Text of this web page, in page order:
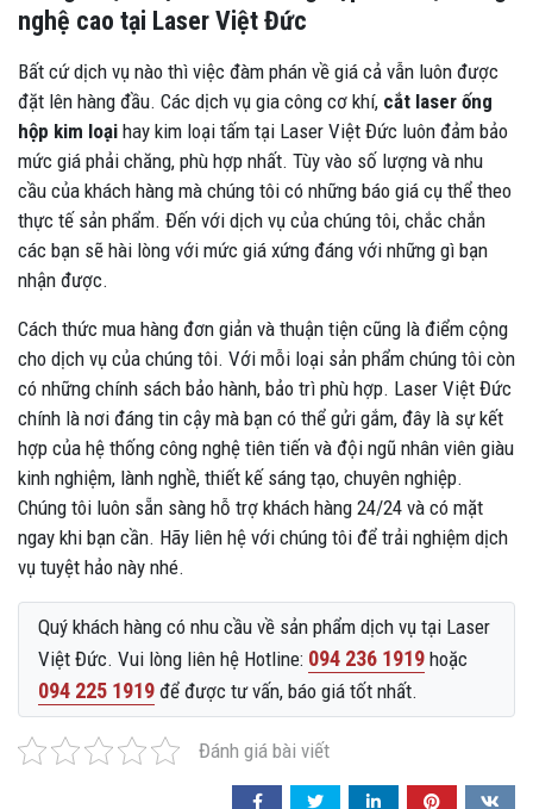
nghệ cao tại Laser Việt Đức
Bất cứ dịch vụ nào thì việc đàm phán về giá cả vẫn luôn được
đặt lên hàng đầu. Các dịch vụ gia công cơ khí, cắt laser ống
hộp kim loại hay kim loại tấm tại Laser Việt Đức luôn đảm bảo
mức giá phải chăng, phù hợp nhất. Tùy vào số lượng và nhu
cầu của khách hàng mà chúng tôi có những báo giá cụ thể theo
thực tế sản phẩm. Đến với dịch vụ của chúng tôi, chắc chắn
các bạn sẽ hài lòng với mức giá xứng đáng với những gì bạn
nhận được.
Cách thức mua hàng đơn giản và thuận tiện cũng là điểm cộng
cho dịch vụ của chúng tôi. Với mỗi loại sản phẩm chúng tôi còn
có những chính sách bảo hành, bảo trì phù hợp. Laser Việt Đức
chính là nơi đáng tin cậy mà bạn có thể gửi gắm, đây là sự kết
hợp của hệ thống công nghệ tiên tiến và đội ngũ nhân viên giàu
kinh nghiệm, lành nghề, thiết kế sáng tạo, chuyên nghiệp.
Chúng tôi luôn sẵn sàng hỗ trợ khách hàng 24/24 và có mặt
ngay khi bạn cần. Hãy liên hệ với chúng tôi để trải nghiệm dịch
vụ tuyệt hảo này nhé.
Quý khách hàng có nhu cầu về sản phẩm dịch vụ tại Laser
Việt Đức. Vui lòng liên hệ Hotline: 094 236 1919 hoặc
094 225 1919 để được tư vấn, báo giá tốt nhất.
Đánh giá bài viết